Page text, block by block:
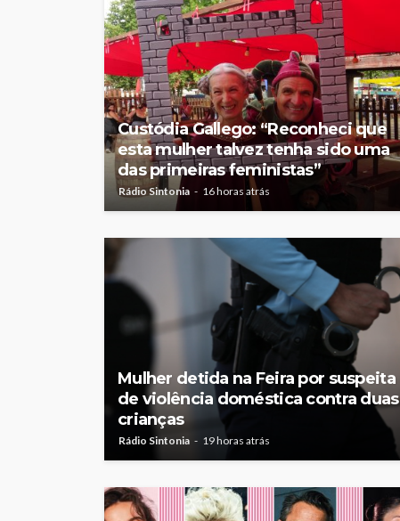
Custódia Gallego: “Reconheci que
esta mulher talvez tenha sido uma
das primeiras feministas”
Rádio Sintonia 16 horas atrás
Mulher detida na Feira por suspeita
de violência doméstica contra duas
crianças
Rádio Sintonia 19 horas atrás